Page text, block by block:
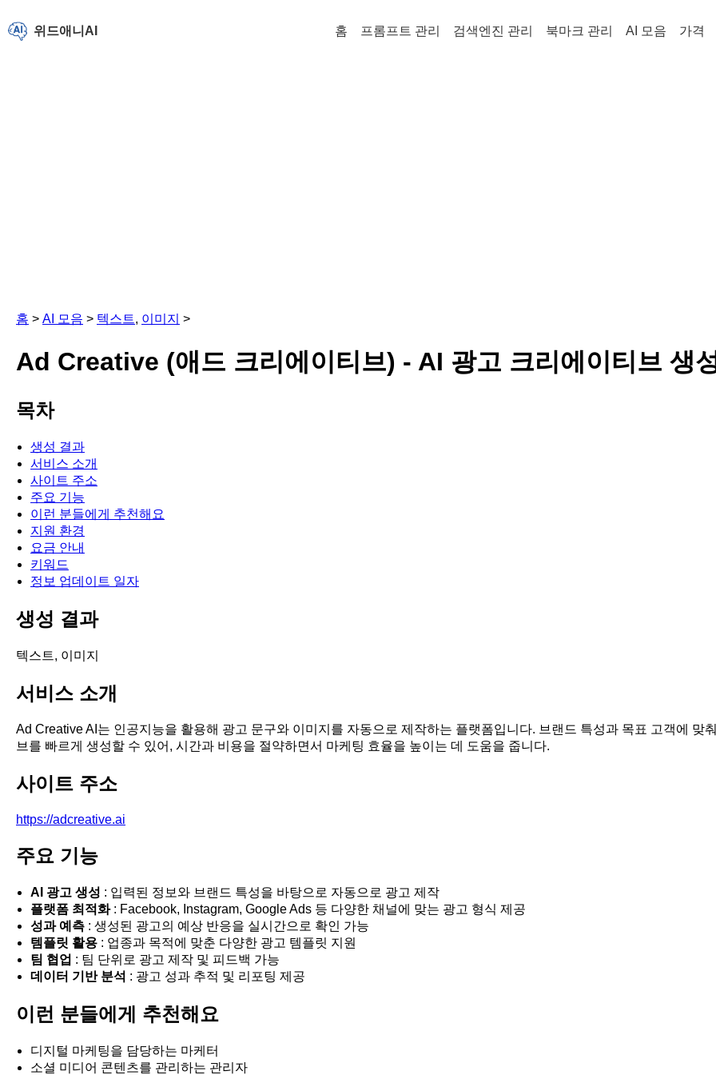
위드애니AI 홈 프롬프트 관리 검색엔진 관리 북마크 관리 AI 모음 가격
홈 > AI 모음 > 텍스트, 이미지 >
Ad Creative (애드 크리에이티브) - AI 광고 크리에이티브 생
목차
생성 결과
서비스 소개
사이트 주소
주요 기능
이런 분들에게 추천해요
지원 환경
요금 안내
키워드
정보 업데이트 일자
생성 결과
텍스트, 이미지
서비스 소개
Ad Creative AI는 인공지능을 활용해 광고 문구와 이미지를 자동으로 제작하는 플랫폼입니다. 브랜드 특성과 목표 고객에 맞
브를 빠르게 생성할 수 있어, 시간과 비용을 절약하면서 마케팅 효율을 높이는 데 도움을 줍니다.
사이트 주소
https://adcreative.ai
주요 기능
AI 광고 생성 : 입력된 정보와 브랜드 특성을 바탕으로 자동으로 광고 제작
플랫폼 최적화: Facebook, Instagram, Google Ads 등 다양한 채널에 맞는 광고 형식 제공
성과 예측 : 생성된 광고의 예상 반응을 실시간으로 확인 가능
템플릿 활용 : 업종과 목적에 맞춘 다양한 광고 템플릿 지원
팀 협업 : 팀 단위로 광고 제작 및 피드백 가능
데이터 기반 분석 : 광고 성과 추적 및 리포팅 제공
이런 분들에게 추천해요
디지털 마케팅을 담당하는 마케터
소셜 미디어 콘텐츠를 관리하는 관리자